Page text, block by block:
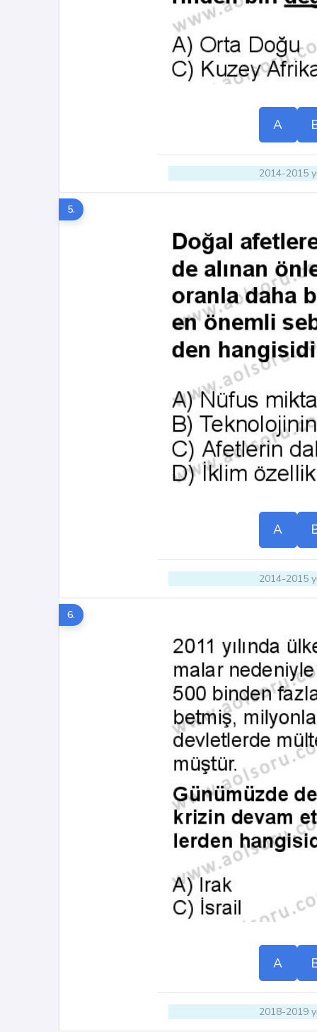
A
2014-2015
5.
A
2014-2015
6.
A
2018-2019